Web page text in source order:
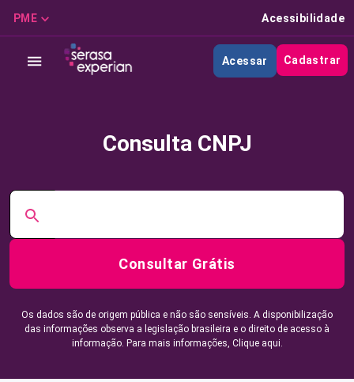
PME Acessibilidade
Acessar Cadastrar
Consulta CNPJ
Consultar Grátis
Os dados são de origem pública e não são sensíveis. A disponibilização
das informações observa a legislação brasileira e o direito de acesso à
informação. Para mais informações, Clique aqui.